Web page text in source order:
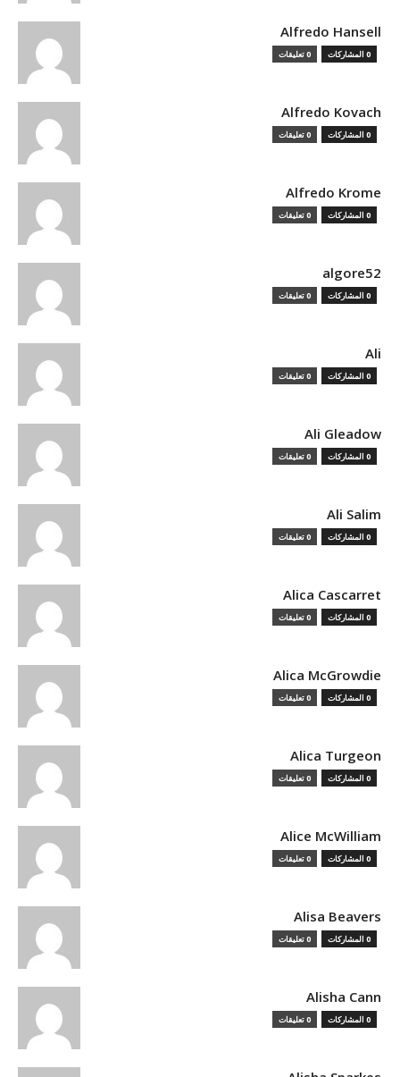
Alfredo Hansell
0 المشاركات 0 تعليقات
Alfredo Kovach
0 المشاركات 0 تعليقات
Alfredo Krome
0 المشاركات 0 تعليقات
algore52
0 المشاركات 0 تعليقات
Ali
0 المشاركات 0 تعليقات
Ali Gleadow
0 المشاركات 0 تعليقات
Ali Salim
0 المشاركات 0 تعليقات
Alica Cascarret
0 المشاركات 0 تعليقات
Alica McGrowdie
0 المشاركات 0 تعليقات
Alica Turgeon
0 المشاركات 0 تعليقات
Alice McWilliam
0 المشاركات 0 تعليقات
Alisa Beavers
0 المشاركات 0 تعليقات
Alisha Cann
0 المشاركات 0 تعليقات